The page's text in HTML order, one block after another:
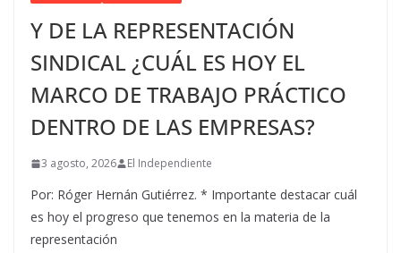
Y DE LA REPRESENTACIÓN
SINDICAL ¿CUÁL ES HOY EL
MARCO DE TRABAJO PRÁCTICO
DENTRO DE LAS EMPRESAS?
3 agosto, 2026 El Independiente
Por: Róger Hernán Gutiérrez. * Importante destacar cuál
es hoy el progreso que tenemos en la materia de la
representación